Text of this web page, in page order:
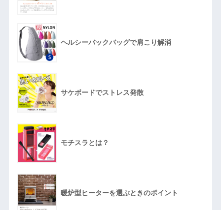
ヘルシーバックバッグで肩こり解消
サケボードでストレス発散
モチスラとは？
暖炉型ヒーターを選ぶときのポイント